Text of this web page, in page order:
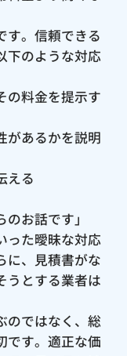
す。信頼できる
下のような対応
の料金を提示す
があるかを説明
える
お話です」
った曖昧な対応
に、見積書がな
うとする業者は
のではなく、総
です。適正な価